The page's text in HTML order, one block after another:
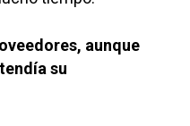
aunque
su